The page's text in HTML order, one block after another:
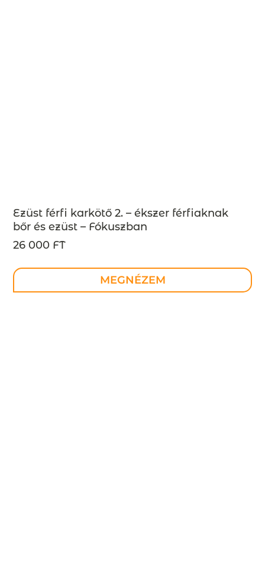
Ezüst férfi karkötő 2. – ékszer férfiaknak
bőr és ezüst – Fókuszban
26 000 FT
MEGNÉZEM